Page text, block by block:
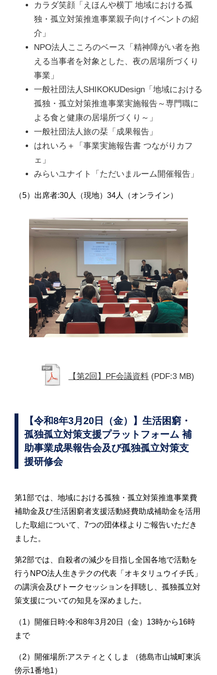
カラダ笑顔「えほんや横丁 地域における孤
独・孤立対策推進事業親子向けイベントの紹
介」
NPO法人こころのベース「精神障がい者を抱
える当事者を対象とした、夜の居場所づくり
事業」
一般社団法人SHIKOKUDesign「地域における
孤独・孤立対策推進事業実施報告～専門職に
よる食と健康の居場所づくり～」
一般社団法人旅の栞「成果報告」
はれいろ＋「事業実施報告書 つながりカフ
ェ」
みらいユナイト「ただいまルーム開催報告」
（5）出席者:30人（現地）34人（オンライン）
【第2回】PF会議資料 (PDF:3 MB)
【令和8年3月20日（金）】生活困窮・
孤独孤立対策支援プラットフォーム 補
助事業成果報告会及び孤独孤立対策支
援研修会
第1部では、地域における孤独・孤立対策推進事業費
補助金及び生活困窮者支援活動経費助成補助金を活用
した取組について、7つの団体様よりご報告いただき
ました。
第2部では、自殺者の減少を目指し全国各地で活動を
行うNPO法人生きテクの代表「オキタリュウイチ氏」
の講演会及びトークセッションを拝聴し、孤独孤立対
策支援についての知見を深めました。
（1）開催日時:令和8年3月20日（金）13時から16時
まで
（2）開催場所:アスティとくしま （徳島市山城町東浜
傍示1番地1）